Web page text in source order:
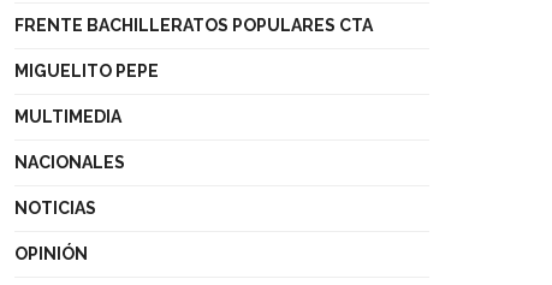
FRENTE BACHILLERATOS POPULARES CTA
MIGUELITO PEPE
MULTIMEDIA
NACIONALES
NOTICIAS
OPINIÓN